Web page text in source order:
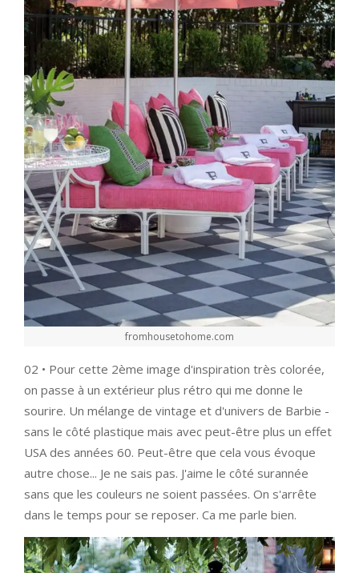
fromhousetohome.com
02 • Pour cette 2ème image d'inspiration très colorée,
on passe à un extérieur plus rétro qui me donne le
sourire. Un mélange de vintage et d'univers de Barbie -
sans le côté plastique mais avec peut-être plus un effet
USA des années 60. Peut-être que cela vous évoque
autre chose... Je ne sais pas. J'aime le côté surannée
sans que les couleurs ne soient passées. On s'arrête
dans le temps pour se reposer. Ca me parle bien.